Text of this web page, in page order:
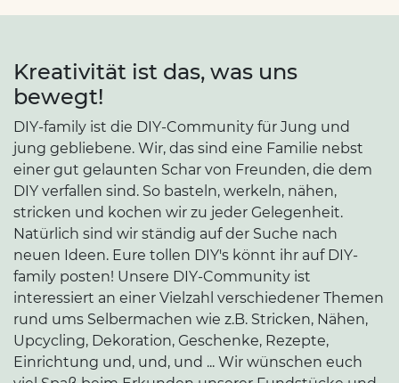
Kreativität ist das, was uns
bewegt!
DIY-family ist die DIY-Community für Jung und
jung gebliebene. Wir, das sind eine Familie nebst
einer gut gelaunten Schar von Freunden, die dem
DIY verfallen sind. So basteln, werkeln, nähen,
stricken und kochen wir zu jeder Gelegenheit.
Natürlich sind wir ständig auf der Suche nach
neuen Ideen. Eure tollen DIY's könnt ihr auf DIY-
family posten! Unsere DIY-Community ist
interessiert an einer Vielzahl verschiedener Themen
rund ums Selbermachen wie z.B. Stricken, Nähen,
Upcycling, Dekoration, Geschenke, Rezepte,
Einrichtung und, und, und ... Wir wünschen euch